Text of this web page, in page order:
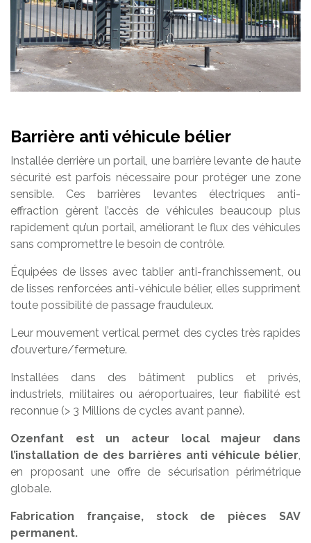
Barrière anti véhicule bélier
Installée derrière un portail, une barrière levante de haute
sécurité est parfois nécessaire pour protéger une zone
sensible. Ces barrières levantes électriques anti-
effraction gèrent l’accès de véhicules beaucoup plus
rapidement qu’un portail, améliorant le flux des véhicules
sans compromettre le besoin de contrôle.
Équipées de lisses avec tablier anti-franchissement, ou
de lisses renforcées anti-véhicule bélier, elles suppriment
toute possibilité de passage frauduleux.
Leur mouvement vertical permet des cycles très rapides
d’ouverture/fermeture.
Installées dans des bâtiment publics et privés,
industriels, militaires ou aéroportuaires, leur fiabilité est
reconnue (> 3 Millions de cycles avant panne).
Ozenfant est un acteur local majeur dans
l’installation de des barrières anti véhicule bélier,
en proposant une offre de sécurisation périmétrique
globale.
Fabrication française, stock de pièces SAV
permanent.